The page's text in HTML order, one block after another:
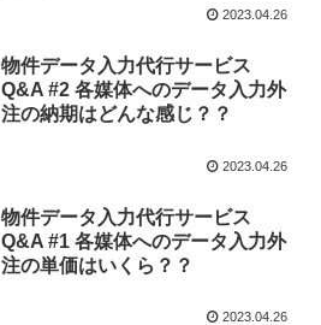
2023.04.26
物件データ入力代行サービス
Q&A #2 各媒体へのデータ入力外
注の納期はどんな感じ？？
2023.04.26
物件データ入力代行サービス
Q&A #1 各媒体へのデータ入力外
注の単価はいくら？？
2023.04.26